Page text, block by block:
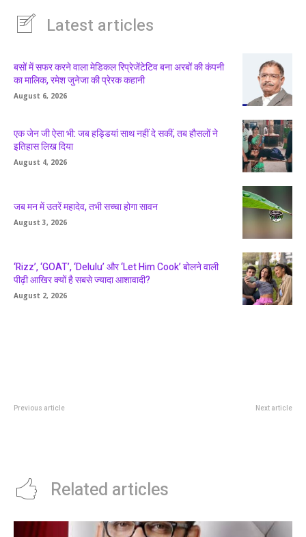
Latest articles
बसों में सफर करने वाला मेडिकल रिप्रेजेंटेटिव बना अरबों की कंपनी
का मालिक, रमेश जुनेजा की प्रेरक कहानी
August 6, 2026
एक जेन जी ऐसा भी: जब हड्डियां साथ नहीं दे सकीं, तब हौसलों ने
इतिहास लिख दिया
August 4, 2026
जब मन में उतरें महादेव, तभी सच्चा होगा सावन
August 3, 2026
‘Rizz’, ‘GOAT’, ‘Delulu’ और ‘Let Him Cook’ बोलने वाली
पीढ़ी आखिर क्यों है सबसे ज्यादा आशावादी?
August 2, 2026
Previous article Next article
Related articles